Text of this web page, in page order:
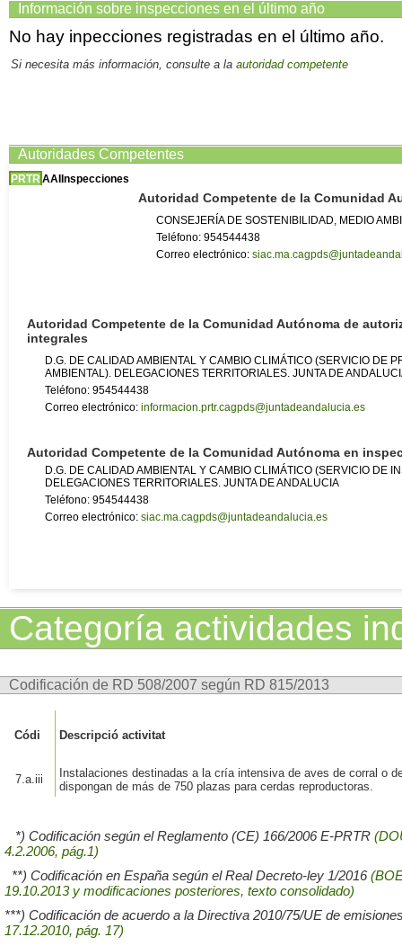
Información sobre inspecciones en el último año
No hay inpecciones registradas en el último año.
Si necesita más información, consulte a la autoridad competente
Autoridades Competentes
PRTR AAI Inspecciones
Autoridad Competente de la Comunidad
CONSEJERÍA DE SOSTENIBILIDAD, MEDIO
Teléfono: 954544438
Correo electrónico:
Autoridad Competente de la Comunidad Autónoma de
integrales
D.G. DE CALIDAD AMBIENTAL Y CAMBIO CLIMÁTICO (SERVICIO DE
AMBIENTAL). DELEGACIONES TERRITORIALES. JUNTA DE
Teléfono: 954544438
Correo electrónico: informacion.prtr.cagpds@juntadeandalucia.es
Autoridad Competente de la Comunidad Autónoma en
D.G. DE CALIDAD AMBIENTAL Y CAMBIO CLIMÁTICO (SERVICIO DE
DELEGACIONES TERRITORIALES. JUNTA DE ANDALUCIA
Teléfono: 954544438
Correo electrónico: siac.ma.cagpds@juntadeandalucia.es
Categoría actividades
Codificación de RD 508/2007 según RD 815/2013
Códi Descripció activitat
7.a.iii
Instalaciones destinadas a la cría intensiva de aves de corral o
dispongan de más de 750 plazas para cerdas reproductoras.
*) Codificación según el Reglamento (CE) 166/2006 E-PRTR
4.2.2006, pág.1)
**) Codificación en España según el Real Decreto-ley 1/2016
19.10.2013 y modificaciones posteriores, texto consolidado)
***) Codificación de acuerdo a la Directiva 2010/75/UE de
17.12.2010, pág. 17)